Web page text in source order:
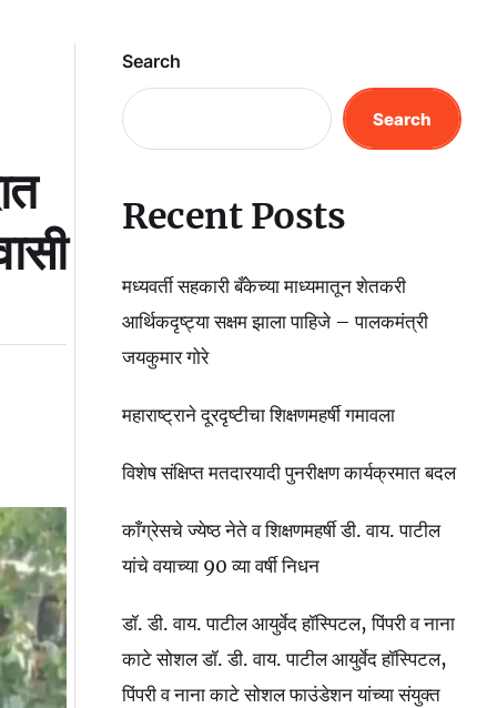
Search
Search
Recent Posts
मध्यवर्ती सहकारी बँकेच्या माध्यमातून शेतकरी
आर्थिकदृष्ट्या सक्षम झाला पाहिजे – पालकमंत्री
जयकुमार गोरे
महाराष्ट्राने दूरदृष्टीचा शिक्षणमहर्षी गमावला
विशेष संक्षिप्त मतदारयादी पुनरीक्षण कार्यक्रमात बदल
काँग्रेसचे ज्येष्ठ नेते व शिक्षणमहर्षी डी. वाय. पाटील
यांचे वयाच्या 90 व्या वर्षी निधन
डॉ. डी. वाय. पाटील आयुर्वेद हॉस्पिटल, पिंपरी व नाना
काटे सोशल डॉ. डी. वाय. पाटील आयुर्वेद हॉस्पिटल,
पिंपरी व नाना काटे सोशल फाउंडेशन यांच्या संयुक्त